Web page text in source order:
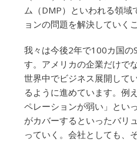
ム（DMP）といわれる領域
ョンの問題を解決していく
我々は今後2年で100カ国の
す。アメリカの企業だけで
世界中でビジネス展開して
るように進めています。例
ペレーションが弱い」とい
がカバーするといったバリ
っていく。会社としても、